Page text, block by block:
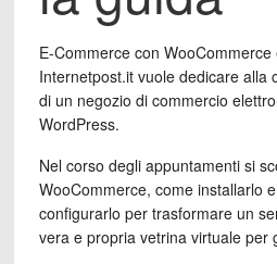
E-Commerce con
Internetpost.it vuole dedicare alla
di un negozio di commercio
WordPress.
Nel corso degli appuntamenti si
WooCommerce, come installarlo
configurarlo per trasformare un
vera e propria vetrina virtuale per